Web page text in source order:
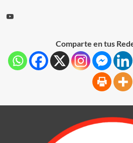
Comparte en tus